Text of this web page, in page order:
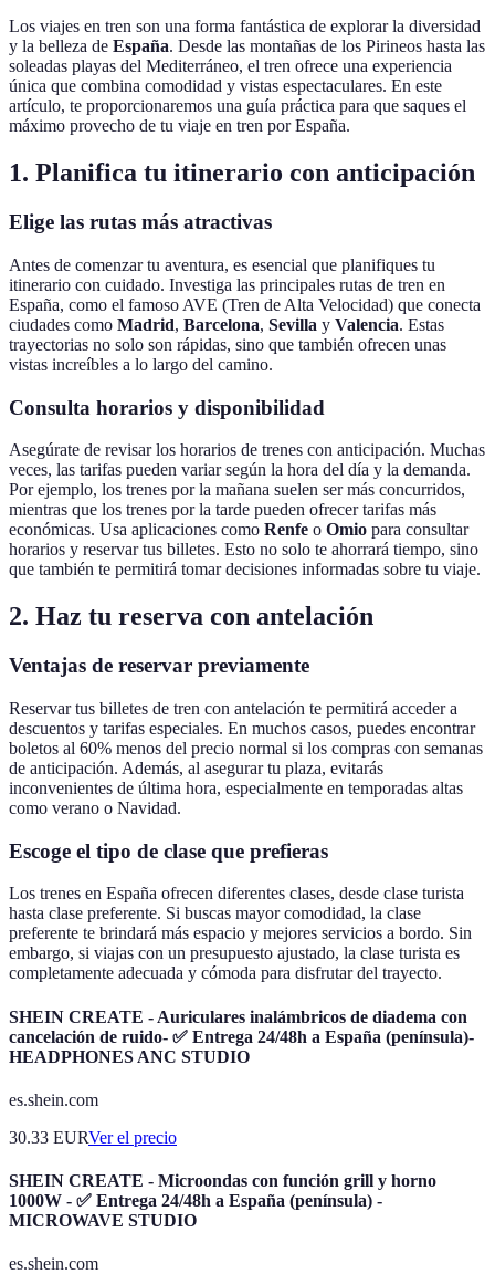
Los viajes en tren son una forma fantástica de explorar la diversidad
y la belleza de España. Desde las montañas de los Pirineos hasta las
soleadas playas del Mediterráneo, el tren ofrece una experiencia
única que combina comodidad y vistas espectaculares. En este
artículo, te proporcionaremos una guía práctica para que saques el
máximo provecho de tu viaje en tren por España.
1. Planifica tu itinerario con anticipación
Elige las rutas más atractivas
Antes de comenzar tu aventura, es esencial que planifiques tu
itinerario con cuidado. Investiga las principales rutas de tren en
España, como el famoso AVE (Tren de Alta Velocidad) que conecta
ciudades como Madrid, Barcelona, Sevilla y Valencia. Estas
trayectorias no solo son rápidas, sino que también ofrecen unas
vistas increíbles a lo largo del camino.
Consulta horarios y disponibilidad
Asegúrate de revisar los horarios de trenes con anticipación. Muchas
veces, las tarifas pueden variar según la hora del día y la demanda.
Por ejemplo, los trenes por la mañana suelen ser más concurridos,
mientras que los trenes por la tarde pueden ofrecer tarifas más
económicas. Usa aplicaciones como Renfe o Omio para consultar
horarios y reservar tus billetes. Esto no solo te ahorrará tiempo, sino
que también te permitirá tomar decisiones informadas sobre tu viaje.
2. Haz tu reserva con antelación
Ventajas de reservar previamente
Reservar tus billetes de tren con antelación te permitirá acceder a
descuentos y tarifas especiales. En muchos casos, puedes encontrar
boletos al 60% menos del precio normal si los compras con semanas
de anticipación. Además, al asegurar tu plaza, evitarás
inconvenientes de última hora, especialmente en temporadas altas
como verano o Navidad.
Escoge el tipo de clase que prefieras
Los trenes en España ofrecen diferentes clases, desde clase turista
hasta clase preferente. Si buscas mayor comodidad, la clase
preferente te brindará más espacio y mejores servicios a bordo. Sin
embargo, si viajas con un presupuesto ajustado, la clase turista es
completamente adecuada y cómoda para disfrutar del trayecto.
SHEIN CREATE - Auriculares inalámbricos de diadema con
cancelación de ruido- ✅ Entrega 24/48h a España (península)-
HEADPHONES ANC STUDIO
es.shein.com
30.33 EURVer el precio
SHEIN CREATE - Microondas con función grill y horno
1000W - ✅ Entrega 24/48h a España (península) -
MICROWAVE STUDIO
es.shein.com